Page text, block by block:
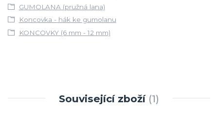
GUMOLANA (pružná lana)
Koncovka - hák ke gumolanu
KONCOVKY (6 mm - 12 mm)
Související zboží 1